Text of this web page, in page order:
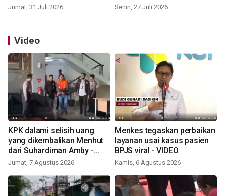
Jumat, 31 Juli 2026 Senin, 27 Juli 2026
Video
KPK dalami selisih uang
yang dikembalikan Menhut
dari Suhardiman Amby -
VIDEO
Jumat, 7 Agustus 2026
Menkes tegaskan perbaikan
layanan usai kasus pasien
BPJS viral - VIDEO
Kamis, 6 Agustus 2026